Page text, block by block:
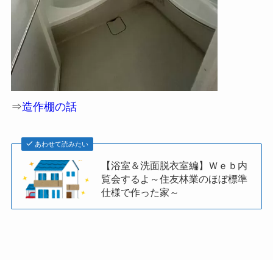
⇒造作棚の話
あわせて読みたい
【浴室＆洗面脱衣室編】Ｗｅｂ内
覧会するよ～住友林業のほぼ標準
仕様で作った家～